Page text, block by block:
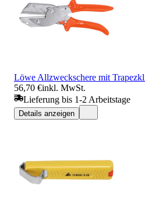
Löwe Allzweckschere mit
56,70 €inkl. MwSt.
Lieferung bis 1-2 Arbeitstage
Details anzeigen